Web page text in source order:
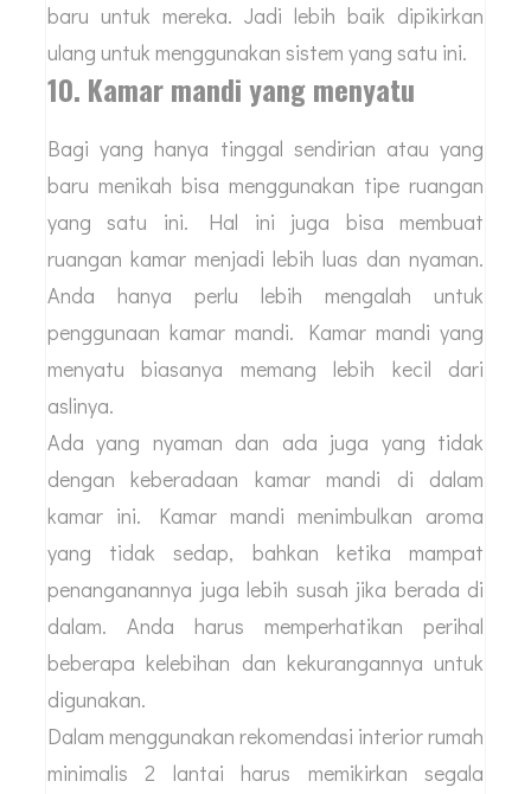
baru untuk mereka. Jadi lebih baik dipikirkan
ulang untuk menggunakan sistem yang satu ini.
10. Kamar mandi yang menyatu
Bagi yang hanya tinggal sendirian atau yang
baru menikah bisa menggunakan tipe ruangan
yang satu ini. Hal ini juga bisa membuat
ruangan kamar menjadi lebih luas dan nyaman.
Anda hanya perlu lebih mengalah untuk
penggunaan kamar mandi. Kamar mandi yang
menyatu biasanya memang lebih kecil dari
aslinya.
Ada yang nyaman dan ada juga yang tidak
dengan keberadaan kamar mandi di dalam
kamar ini. Kamar mandi menimbulkan aroma
yang tidak sedap, bahkan ketika mampat
penanganannya juga lebih susah jika berada di
dalam. Anda harus memperhatikan perihal
beberapa kelebihan dan kekurangannya untuk
digunakan.
Dalam menggunakan rekomendasi interior rumah
minimalis 2 lantai harus memikirkan segala